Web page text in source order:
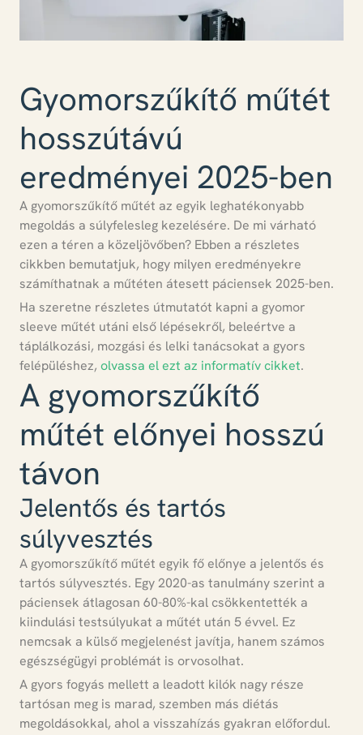
Gyomorszűkítő műtét
hosszútávú
eredményei 2025-ben
A gyomorszűkítő műtét az egyik leghatékonyabb
megoldás a súlyfelesleg kezelésére. De mi várható
ezen a téren a közeljövőben? Ebben a részletes
cikkben bemutatjuk, hogy milyen eredményekre
számíthatnak a műtéten átesett páciensek 2025-ben.
Ha szeretne részletes útmutatót kapni a gyomor
sleeve műtét utáni első lépésekről, beleértve a
táplálkozási, mozgási és lelki tanácsokat a gyors
felépüléshez, olvassa el ezt az informatív cikket.
A gyomorszűkítő
műtét előnyei hosszú
távon
Jelentős és tartós
súlyvesztés
A gyomorszűkítő műtét egyik fő előnye a jelentős és
tartós súlyvesztés. Egy 2020-as tanulmány szerint a
páciensek átlagosan 60-80%-kal csökkentették a
kiindulási testsúlyukat a műtét után 5 évvel. Ez
nemcsak a külső megjelenést javítja, hanem számos
egészségügyi problémát is orvosolhat.
A gyors fogyás mellett a leadott kilók nagy része
tartósan meg is marad, szemben más diétás
megoldásokkal, ahol a visszahízás gyakran előfordul.